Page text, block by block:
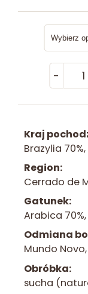
-
Kraj
Brazylia
Region
Cerrado de
Gatunek
Arabica
Odmiana
Mundo
Obróbka
sucha